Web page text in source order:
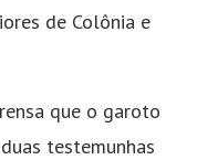
de Colônia e
que o garoto
testemunhas